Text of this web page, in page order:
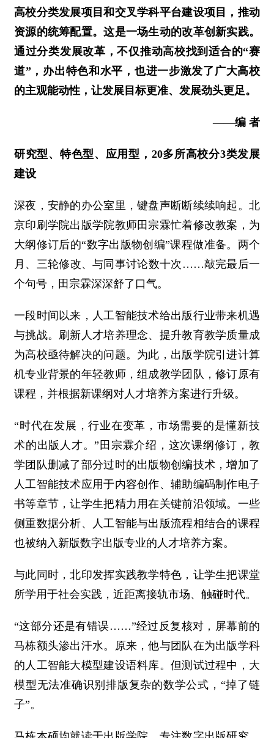
高校分类发展项目和交叉学科平台建设项目，推动
资源的统筹配置。这是一场生动的改革创新实践。
通过分类发展改革，不仅推动高校找到适合的“赛
道”，办出特色和水平，也进一步激发了广大高校
的主观能动性，让发展目标更准、发展劲头更足。
——编 者
研究型、特色型、应用型，20多所高校分3类发展
建设
深夜，安静的办公室里，键盘声断断续续响起。北
京印刷学院出版学院教师田宗霖忙着修改教案，为
大纲修订后的“数字出版物创编”课程做准备。两个
月、三轮修改、与同事讨论数十次……敲完最后一
个句号，田宗霖深深舒了口气。
一段时间以来，人工智能技术给出版行业带来机遇
与挑战。刷新人才培养理念、提升教育教学质量成
为高校亟待解决的问题。为此，出版学院引进计算
机专业背景的年轻教师，组成教学团队，修订原有
课程，并根据新课纲对人才培养方案进行升级。
“时代在发展，行业在变革，市场需要的是懂新技
术的出版人才。”田宗霖介绍，这次课纲修订，教
学团队删减了部分过时的出版物创编技术，增加了
人工智能技术应用于内容创作、辅助编码制作电子
书等章节，让学生把精力用在关键前沿领域。一些
侧重数据分析、人工智能与出版流程相结合的课程
也被纳入新版数字出版专业的人才培养方案。
与此同时，北印发挥实践教学特色，让学生把课堂
所学用于社会实践，近距离接轨市场、触碰时代。
“这部分还是有错误……”经过反复核对，屏幕前的
马栋额头渗出汗水。原来，他与团队在为出版学科
的人工智能大模型建设语料库。但测试过程中，大
模型无法准确识别排版复杂的数学公式，“掉了链
子”。